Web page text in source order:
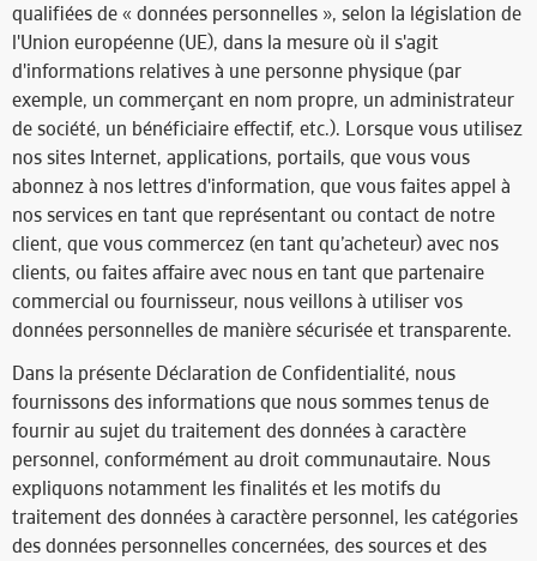
qualifiées de « données personnelles », selon la législation de
l'Union européenne (UE), dans la mesure où il s'agit
d'informations relatives à une personne physique (par
exemple, un commerçant en nom propre, un administrateur
de société, un bénéficiaire effectif, etc.). Lorsque vous utilisez
nos sites Internet, applications, portails, que vous vous
abonnez à nos lettres d'information, que vous faites appel à
nos services en tant que représentant ou contact de notre
client, que vous commercez (en tant qu’acheteur) avec nos
clients, ou faites affaire avec nous en tant que partenaire
commercial ou fournisseur, nous veillons à utiliser vos
données personnelles de manière sécurisée et transparente.
Dans la présente Déclaration de Confidentialité, nous
fournissons des informations que nous sommes tenus de
fournir au sujet du traitement des données à caractère
personnel, conformément au droit communautaire. Nous
expliquons notamment les finalités et les motifs du
traitement des données à caractère personnel, les catégories
des données personnelles concernées, des sources et des